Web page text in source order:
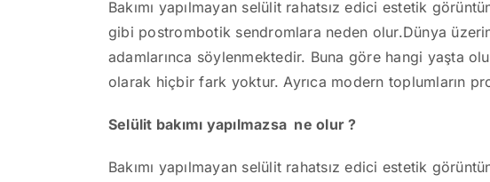
Bakımı yapılmayan selülit rahatsız edici estetik
gibi postrombotik sendromlara neden olur.Dünya
adamlarınca söylenmektedir. Buna göre hangi yaşta
olarak hiçbir fark yoktur. Ayrıca modern toplumların
Selülit bakımı yapılmazsa ne olur ?
Bakımı yapılmayan selülit rahatsız edici estetik